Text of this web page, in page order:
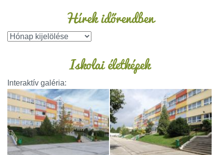
Hírek időrendben
Iskolai életképek
Interaktív galéria: